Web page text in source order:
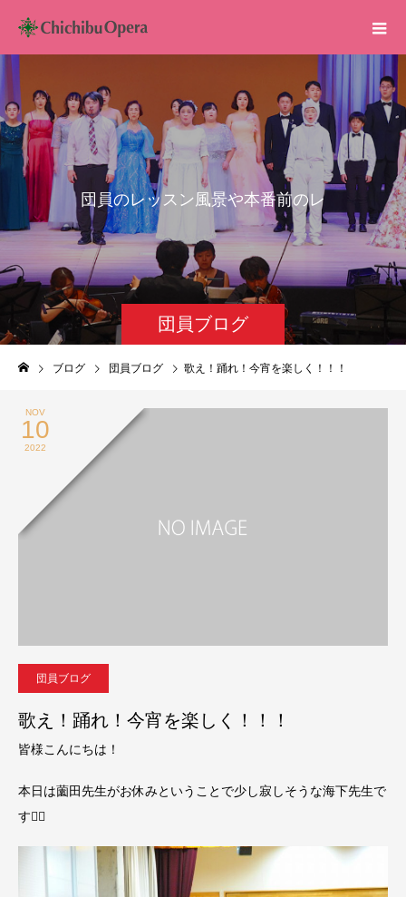
団員ブログ
団 員 レッスン風景や本番前のレッスンな
ブログ 団員ブログ 歌え！踊れ！今宵を楽しく！！！
NOV
10
2022
団員ブログ
歌え！踊れ！今宵を楽しく！！！
皆様こんにちは！
本日は薗田先生がお休みということで少し寂しそうな海下先生で
す